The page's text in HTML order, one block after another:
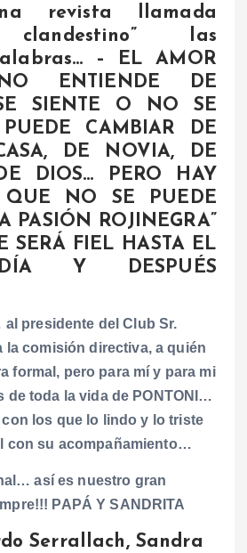
revista llamada
clandestino” las
– EL AMOR
ENTIENDE DE
SIENTE O NO SE
CAMBIAR DE
DE NOVIA, DE
DIOS… PERO HAY
NO SE PUEDE
PASIÓN ROJINEGRA”
SERÁ FIEL HASTA EL
Y DESPUÉS
presidente del Club Sr.
la comisión directiva, a quién
formal, pero para mí y para mi
de toda la vida de PONTONI…
los que lo lindo y lo triste
con su acompañamiento…
así es nuestro gran
PAPÁ Y SANDRITA
Serrallach, Sandra